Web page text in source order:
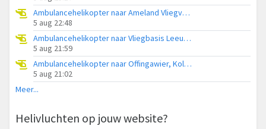
Ambulancehelikopter naar Ameland Vliegveld Ballum
5 aug 22:48
Ambulancehelikopter naar Vliegbasis Leeuwarden
5 aug 21:59
Ambulancehelikopter naar Offingawier, Kolmarslân
5 aug 21:02
Meer...
Helivluchten op jouw website?